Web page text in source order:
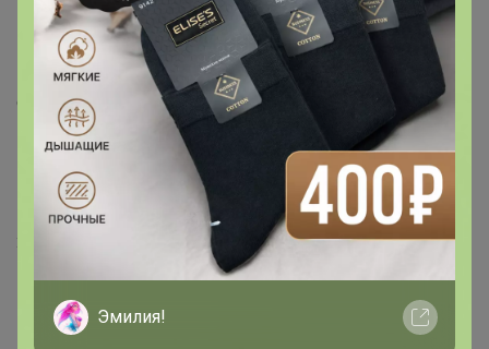
В этом стиле нет пряжек.
Цвета изображений, представленных на этой
странице, могут включать цвета продуктов, которые
не продаются.
Состав материала
: 71% нейлон, 29% спандекс.
Подкладка: 83% полиэстер, 17% спандекс.
Способ стирки:
Эмилия!